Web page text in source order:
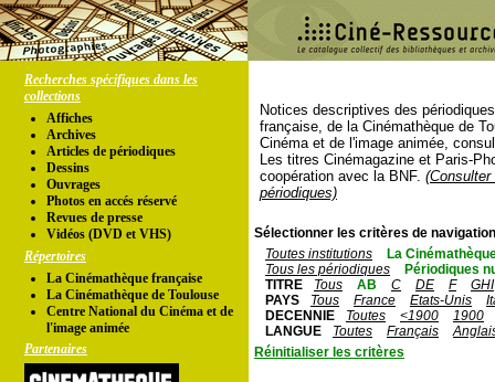
Recherches spécifiques dans les
collections
Affiches
Archives
Articles de périodiques
Dessins
Ouvrages
Photos en accés réservé
Revues de presse
Vidéos (DVD et VHS)
Répertoires
La Cinémathèque française
La Cinémathèque de Toulouse
Centre National du Cinéma et de
l'image animée
Partenaires
Notices descriptives des
française, de la Cinémathèque de
Cinéma et de l'image animée,
Les titres Cinémagazine et Paris-
coopération avec la BNF.
périodiques)
Sélectionner les critères de
Toutes institutions
La
Tous les périodiques
Périodiques
TITRE
Tous AB C DE F
GHI
PAYS
Tous France Etats-Unis
DECENNIE
Toutes <1900
1900
LANGUE
Toutes Français
Réinitialiser les critères